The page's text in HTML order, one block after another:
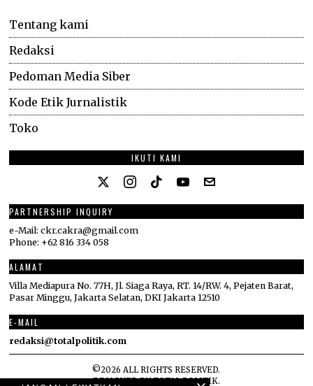
Tentang kami
Redaksi
Pedoman Media Siber
Kode Etik Jurnalistik
Toko
IKUTI KAMI
PARTNERSHIP INQUIRY
e-Mail: ckr.cakra@gmail.com
Phone: +62 816 334 058
ALAMAT
Villa Mediapura No. 77H, Jl. Siaga Raya, RT. 14/RW. 4, Pejaten Barat,
Pasar Minggu, Jakarta Selatan, DKI Jakarta 12510
E-MAIL
redaksi@totalpolitik.com
©2026 ALL RIGHTS RESERVED.
DESIGNED BYTOTAL POLITIK.